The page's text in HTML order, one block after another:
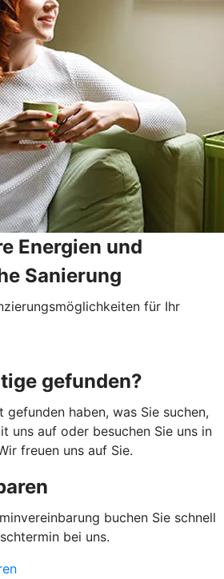
Energien und
Sanierung
für Ihr
gefunden?
gefunden haben, was Sie suchen,
uns auf oder besuchen Sie uns in
freuen uns auf Sie.
buchen Sie schnell
bei uns.